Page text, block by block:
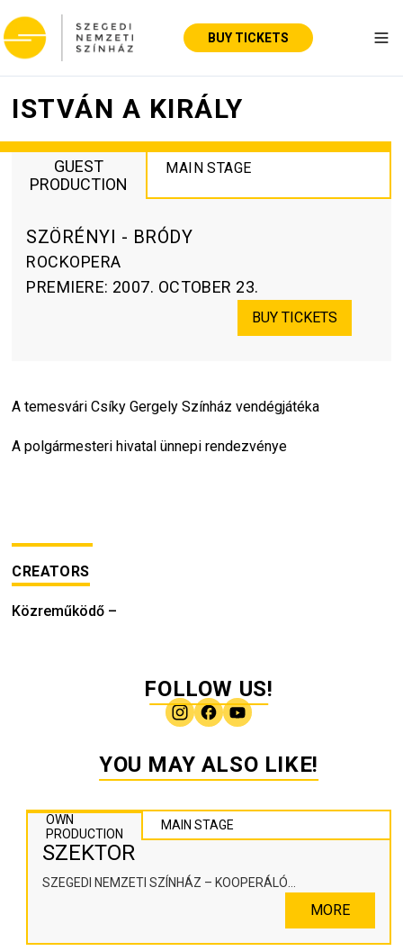
BUY TICKETS
ISTVÁN A KIRÁLY
GUEST
PRODUCTION
MAIN STAGE
SZÖRÉNYI - BRÓDY
ROCKOPERA
PREMIERE: 2007. OCTOBER 23.
BUY TICKETS
A temesvári Csíky Gergely Színház vendégjátéka
A polgármesteri hivatal ünnepi rendezvénye
CREATORS
Közreműködő –
FOLLOW US!
YOU MAY ALSO LIKE!
OWN
PRODUCTION
MAIN STAGE
SZEKTOR
SZEGEDI NEMZETI SZÍNHÁZ – KOOPERÁLÓ
MORE